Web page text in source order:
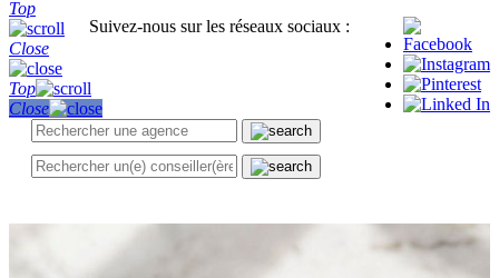
Suivez-nous sur les réseaux sociaux :
Top
Close
Top
Close